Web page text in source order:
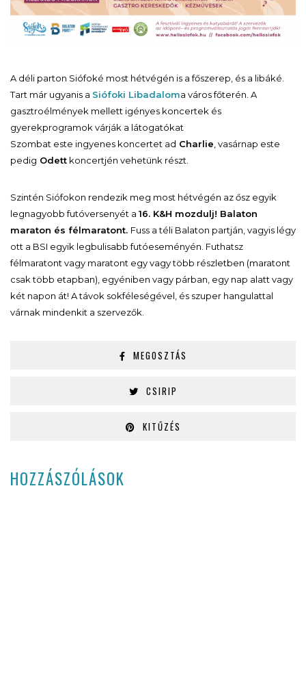
A déli parton Siófoké most hétvégén is a főszerep, és a libáké.
Tart már ugyanis a Siófoki Libadaloma város főterén. A
gasztroélmények mellett igényes koncertek és
gyerekprogramok várják a látogatókat
Szombat este ingyenes koncertet ad Charlie, vasárnap este
pedig Odett koncertjén vehetünk részt.
Szintén Siófokon rendezik meg most hétvégén az ősz egyik
legnagyobb futóversenyét a 16. K&H mozdulj! Balaton
maraton és félmaratont. Fuss a téli Balaton partján, vagyis légy
ott a BSI egyik legbulisabb futóeseményén. Futhatsz
félmaratont vagy maratont egy vagy több részletben (maratont
csak több etapban), egyéniben vagy párban, egy nap alatt vagy
két napon át! A távok sokféleségével, és szuper hangulattal
várnak mindenkit a szervezők.
MEGOSZTÁS
CSIRIP
KITŰZÉS
HOZZÁSZÓLÁSOK